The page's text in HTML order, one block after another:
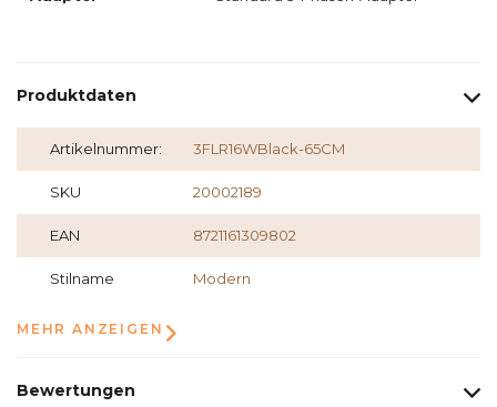
Produktdaten
Artikelnummer: 3FLR16WBlack-65CM
SKU 20002189
EAN 8721161309802
Stilname Modern
MEHR ANZEIGEN
Bewertungen